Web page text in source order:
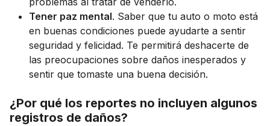
Tener paz mental. Saber que tu auto o moto está
en buenas condiciones puede ayudarte a sentir
seguridad y felicidad. Te permitirá deshacerte de
las preocupaciones sobre daños inesperados y
sentir que tomaste una buena decisión.
¿Por qué los reportes no incluyen algunos
registros de daños?